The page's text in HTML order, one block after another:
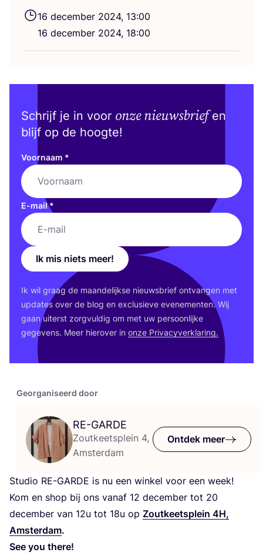
Georganiseerd door
RE-GARDE
Zoutkeetsplein 4,
Amsterdam
Ontdek meer
Stu­dio RE-GAR­DE is nu een win­kel voor een week!
Kom en shop bij ons van­af 12 decem­ber tot 20
decem­ber van 12u tot 18u op Zout­keet­s­plein 4H,
Amster­dam.
See you there!
16 decem­ber 2024, 13:00
16 decem­ber 2024, 18:00
Schrijf je in voor onze nieuwsbriefen
blijf op de hoogte!
Voornaam *
E-mail*
Ik mis niets meer!
Ik wil graag de maan­de­lijk­se nieuws­brief ont­van­gen met
upda­tes over de blog en exclu­sie­ve eve­ne­men­ten. Wij
gaan uiterst zorg­vul­dig om met uw per­soon­lij­ke
gege­vens. Meer hier­over in onze Pri­va­cy­ver­kla­ring.